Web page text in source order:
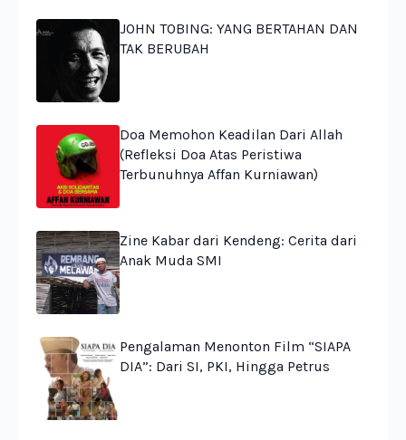
JOHN TOBING: YANG BERTAHAN DAN
TAK BERUBAH
Doa Memohon Keadilan Dari Allah
(Refleksi Doa Atas Peristiwa
Terbunuhnya Affan Kurniawan)
Zine Kabar dari Kendeng: Cerita dari
Anak Muda SMI
Pengalaman Menonton Film “SIAPA
DIA”: Dari SI, PKI, Hingga Petrus